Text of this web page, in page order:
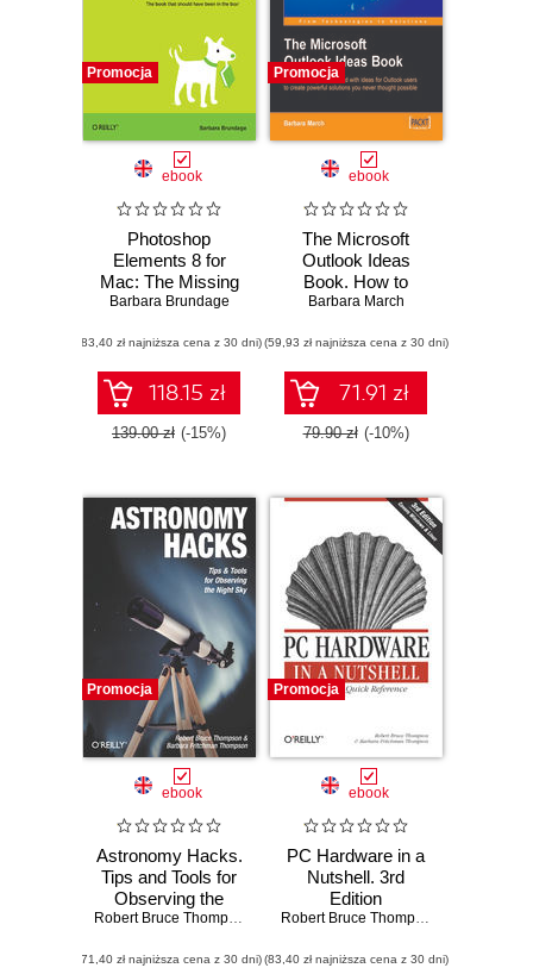
Promocja
ebook
Photoshop
Elements 8 for
Mac: The Missing
Manual
Barbara Brundage
(83,40 zł najniższa cena z 30 dni)
118.15 zł
139.00 zł (-15%)
Promocja
ebook
The Microsoft
Outlook Ideas
Book. How to
organise and
your team, and
your activities with
Microsoft Outlook
and Exchange with
this book and
Barbara March
(59,93 zł najniższa cena z 30 dni)
71.91 zł
79.90 zł (-10%)
Promocja
ebook
Astronomy Hacks.
Tips and Tools for
Observing the
Night Sky
Robert Bruce Thompson Barbara Fritchman Thompson
(71,40 zł najniższa cena z 30 dni)
Promocja
ebook
PC Hardware in a
Nutshell. 3rd
Edition
Robert Bruce Thompson
(83,40 zł najniższa cena z 30 dni)